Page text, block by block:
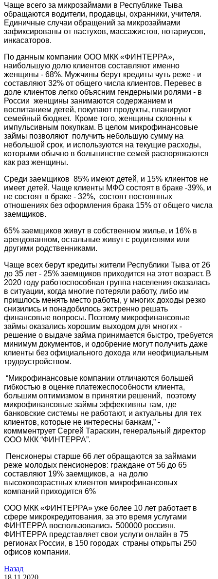
Чаще всего за микрозаймами в Республике Тыва
обращаются водители, продавцы, охранники, учителя.
Единичные случаи обращений за микрозаймами
зафиксированы от пастухов, массажистов, нотариусов,
инкасаторов.
По данным компании ООО МКК «ФИНТЕРРА»,
наибольшую долю клиентов составляют именно
женщины - 68%. Мужчины берут кредиты чуть реже - и
составляют 32% от общего числа клиентов. Перевес в
доле клиентов легко объясним гендерными ролями - в
России женщины занимаются содержанием и
воспитанием детей, покупают продукты, планируют
семейный бюджет. Кроме того, женщины склонны к
импульсивным покупкам. В целом микрофинансовые
займы позволяют получить небольшую сумму на
небольшой срок, и используются на текущие расходы,
которыми обычно в большинстве семей распоряжаются
как раз женщины.
Среди заемщиков 85% имеют детей, и 15% клиентов не
имеет детей. Чаще клиенты МФО состоят в браке -39%, и
не состоят в браке - 32%, состоят постоянных
отношениях без оформления брака 15% от общего числа
заемщиков.
65% заемщиков живут в собственном жилье, и 16% в
арендованном, остальные живут с родителями или
другими родственниками.
Чаще всех берут кредиты жители Республики Тыва от 26
до 35 лет - 25% заемщиков приходится на этот возраст. В
2020 году работоспособная группа населения оказалась
в ситуации, когда многие потеряли работу, либо им
пришлось менять место работы, у многих доходы резко
снизились и понадобилось экстренно решать
финансовые вопросы. Поэтому микрофинансовые
займы оказались хорошим выходом для многих -
решение о выдаче займа принимается быстро, требуется
минимум документов, и одобрение могут получить даже
клиенты без официального дохода или неофициальным
трудоустройством.
“Микрофинансовые компании отличаются большей
гибкостью в оценке платежеспособности клиента,
большим оптимизмом в принятии решений, поэтому
микрофинансовые займы эффективны там, где
банковские системы не работают, и актуальны для тех
клиентов, которые не интересны банкам,” -
коммментрует Сергей Тараскин, генеральный директор
ООО МКК “ФИНТЕРРА”.
Пенсионеры старше 66 лет обращаются за займами
реже молодых пенсионеров: граждане от 56 до 65
составляют 19% заемщиков, а на долю
высоковозрастных клиентов микрофинансовых
компаний приходится 6%
ООО МКК «ФИНТЕРРА» уже более 10 лет работает в
сфере микрокредитования, за это время услугами
ФИНТЕРРА воспользовались 500000 россиян.
ФИНТЕРРА представляет свои услуги онлайн в 75
регионах России, в 150 городах страны открыты 250
офисов компании.
Назад
18.11.2020